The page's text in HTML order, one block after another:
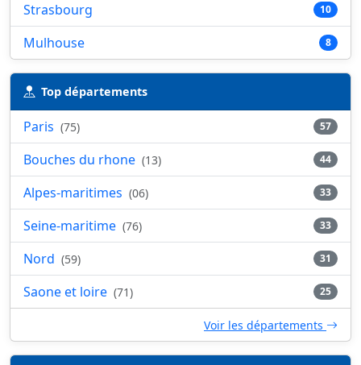
Strasbourg 10
Mulhouse 8
Top départements
Paris (75) 57
Bouches du rhone (13) 44
Alpes-maritimes (06) 33
Seine-maritime (76) 33
Nord (59) 31
Saone et loire (71) 25
Voir les départements